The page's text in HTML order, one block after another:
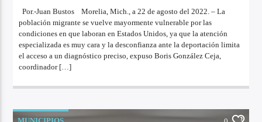
Por.-Juan Bustos Morelia, Mich., a 22 de agosto del 2022. – La
población migrante se vuelve mayormente vulnerable por las
condiciones en que laboran en Estados Unidos, ya que la atención
especializada es muy cara y la desconfianza ante la deportación limita
el acceso a un diagnóstico preciso, expuso Boris González Ceja,
coordinador […]